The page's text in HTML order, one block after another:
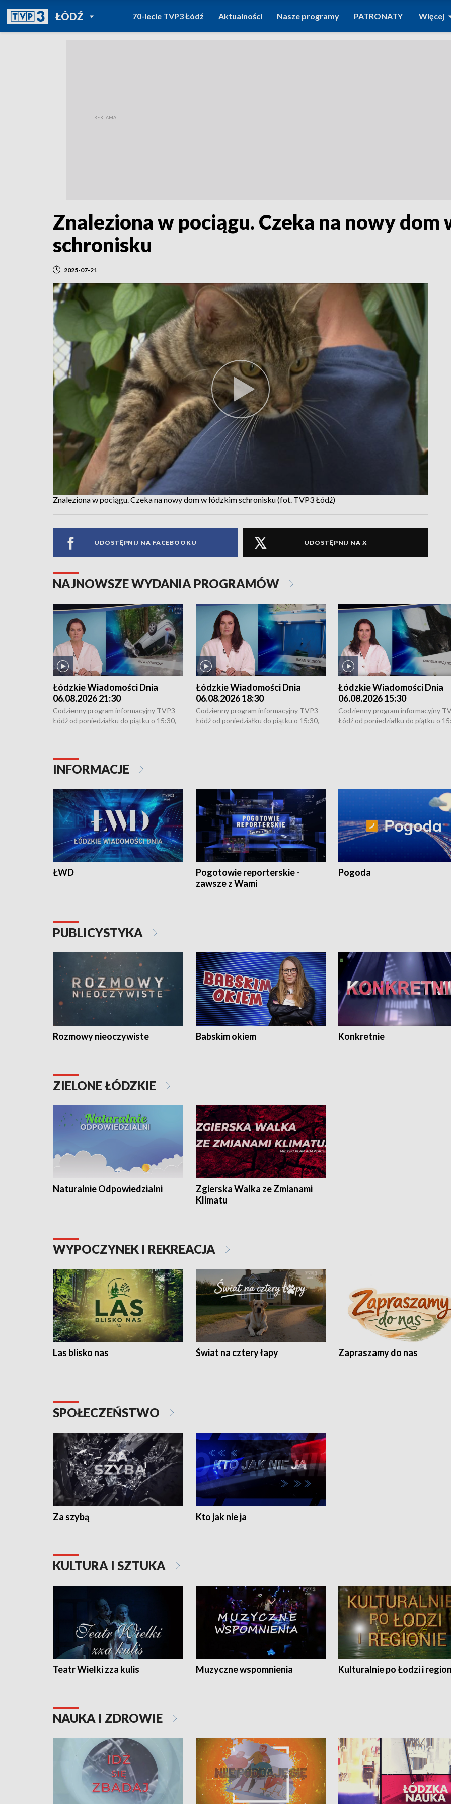
ŁÓDŹPOWRÓT DO
TVP REGIONY
70-lecie TVP3 Łódź Aktualności Nasze programy PATRONATY Więcej
Znaleziona w pociągu. Czeka na nowy dom
schronisku
2025-07-21
Znaleziona w pociągu. Czeka na nowy dom w łódzkim schronisku (fot. TVP3 Łódź)
UDOSTĘPNIJ NA FACEBOOKU UDOSTĘPNIJ NA X
NAJNOWSZE WYDANIA PROGRAMÓW
Łódzkie Wiadomości Dnia
06.08.2026 21:30
Codzienny program informacyjny TVP3
Łódź od poniedziałku do piątku o 15:30,
Łódzkie Wiadomości Dnia
06.08.2026 18:30
Codzienny program informacyjny TVP3
Łódź od poniedziałku do piątku o 15:30,
Łódzkie Wiadomości Dnia
06.08.2026 15:30
Codzienny program informacyjny
Łódź od poniedziałku do piątku o
INFORMACJE
ŁWD
Pogotowie reporterskie -
zawsze z Wami
Pogoda
PUBLICYSTYKA
Rozmowy nieoczywiste Babskim okiem Konkretnie
ZIELONE ŁÓDZKIE
Naturalnie Odpowiedzialni
Zgierska Walka ze Zmianami
Klimatu
WYPOCZYNEK I REKREACJA
Las blisko nas Świat na cztery łapy Zapraszamy do nas
SPOŁECZEŃSTWO
Za szybą Kto jak nie ja
KULTURA I SZTUKA
Teatr Wielki zza kulis Muzyczne wspomnienia Kulturalnie po Łodzi i
NAUKA I ZDROWIE